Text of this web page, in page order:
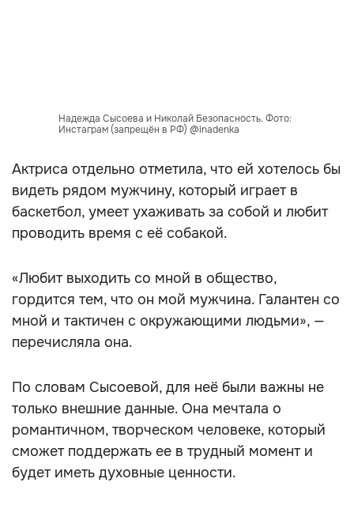
Надежда Сысоева и Николай Безопасность. Фото:
Инстаграм (запрещён в РФ) @inadenka
Актриса отдельно отметила, что ей хотелось бы
видеть рядом мужчину, который играет в
баскетбол, умеет ухаживать за собой и любит
проводить время с её собакой.
«Любит выходить со мной в общество,
гордится тем, что он мой мужчина. Галантен со
мной и тактичен с окружающими людьми», —
перечисляла она.
По словам Сысоевой, для неё были важны не
только внешние данные. Она мечтала о
романтичном, творческом человеке, который
сможет поддержать ее в трудный момент и
будет иметь духовные ценности.